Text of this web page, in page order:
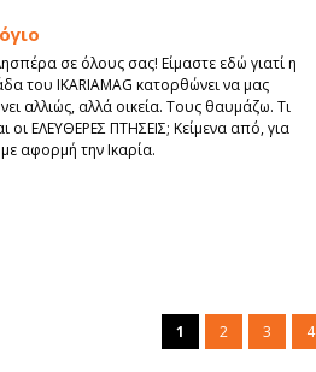
σε όλους σας! Είμαστε εδώ γιατί η
του IKARIAMAG κατορθώνει να μας
αλλιώς, αλλά οικεία. Τους θαυμάζω. Τι
οι ΕΛΕΥΘΕΡΕΣ ΠΤΗΣΕΙΣ; Κείμενα από, για
με αφορμή την Ικαρία.
1 2 3 4